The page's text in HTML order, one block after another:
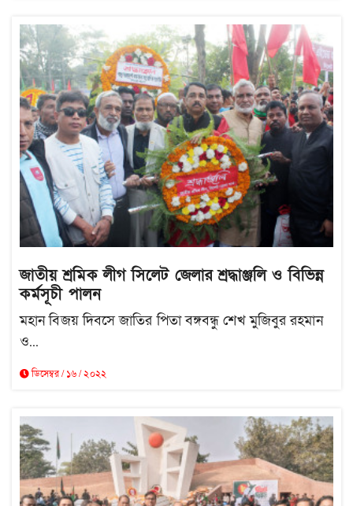
জাতীয় শ্রমিক লীগ সিলেট জেলার শ্রদ্ধাঞ্জলি ও বিভিন্ন
কর্মসূচী পালন
মহান বিজয় দিবসে জাতির পিতা বঙ্গবন্ধু শেখ মুজিবুর রহমান
ও...
ডিসেম্বর / ১৬ / ২০২২